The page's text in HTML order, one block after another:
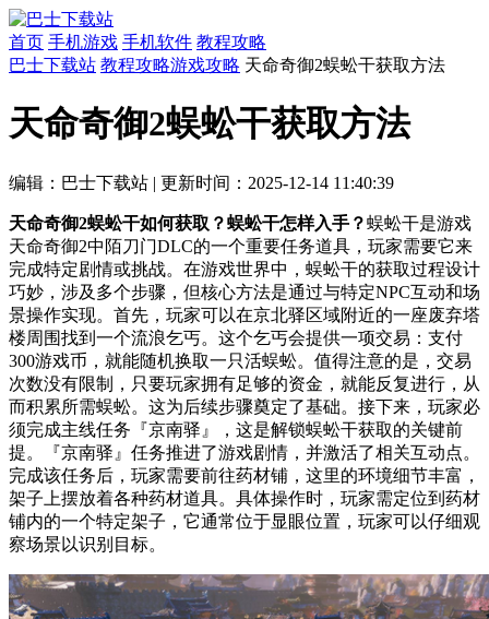
首页 手机游戏 手机软件 教程攻略
巴士下载站 教程攻略游戏攻略 天命奇御2蜈蚣干获取方法
天命奇御2蜈蚣干获取方法
编辑：巴士下载站 | 更新时间：2025-12-14 11:40:39
天命奇御2蜈蚣干如何获取？蜈蚣干怎样入手？蜈蚣干是游戏
天命奇御2中陌刀门DLC的一个重要任务道具，玩家需要它来
完成特定剧情或挑战。在游戏世界中，蜈蚣干的获取过程设计
巧妙，涉及多个步骤，但核心方法是通过与特定NPC互动和场
景操作实现。首先，玩家可以在京北驿区域附近的一座废弃塔
楼周围找到一个流浪乞丐。这个乞丐会提供一项交易：支付
300游戏币，就能随机换取一只活蜈蚣。值得注意的是，交易
次数没有限制，只要玩家拥有足够的资金，就能反复进行，从
而积累所需蜈蚣。这为后续步骤奠定了基础。接下来，玩家必
须完成主线任务『京南驿』，这是解锁蜈蚣干获取的关键前
提。『京南驿』任务推进了游戏剧情，并激活了相关互动点。
完成该任务后，玩家需要前往药材铺，这里的环境细节丰富，
架子上摆放着各种药材道具。具体操作时，玩家需定位到药材
铺内的一个特定架子，它通常位于显眼位置，玩家可以仔细观
察场景以识别目标。